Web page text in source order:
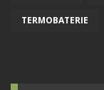
TERMOBATERIE